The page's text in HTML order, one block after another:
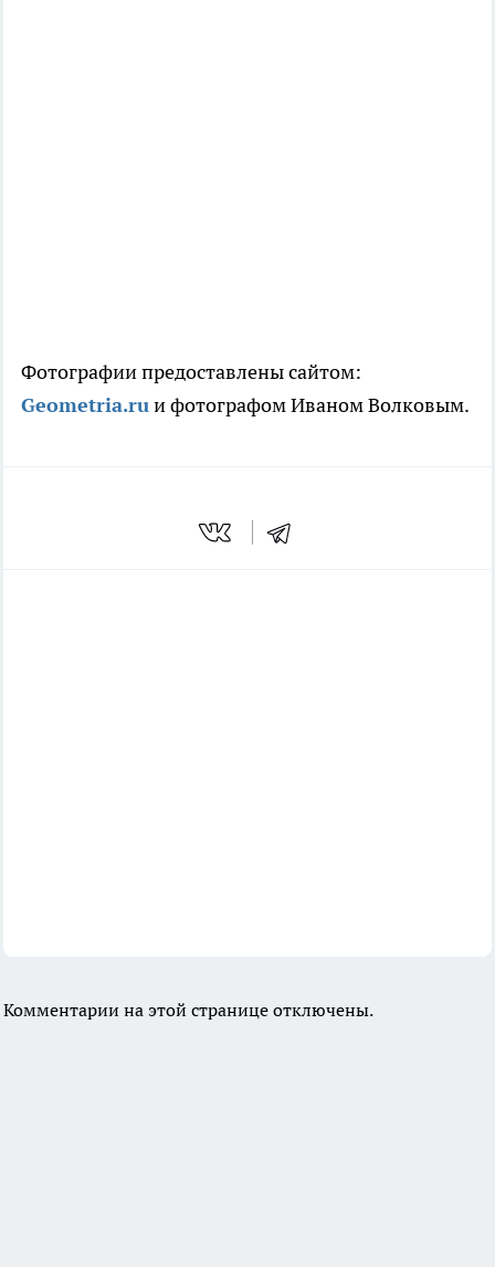
Фотографии предоставлены сайтом:
Geometria.ruи фотографом Иваном Волковым.
Комментарии на этой странице отключены.